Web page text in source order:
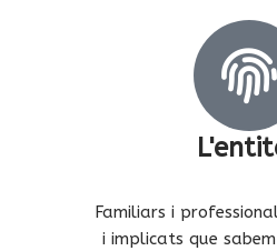
Familiars i
i implicats que